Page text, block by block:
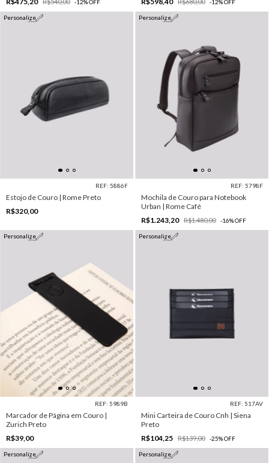
R$540,00 -12%OFF R$680,00 -12%OFF
Personalize
REF: 5886F
Estojo de Couro | Rome Preto
R$320,00
Personalize
REF: 5798F
Mochila de Couro para Notebook
Urban | Rome Café
R$1.243,20
R$1.480,00 -16%OFF
Personalize
REF: 5989B
Marcador de Página em Couro |
Zurich Preto
R$39,00
Personalize
REF: 517AV
Mini Carteira de Couro Cnh | Siena
Preto
R$104,25
R$139,00 -25%OFF
Personalize Personalize